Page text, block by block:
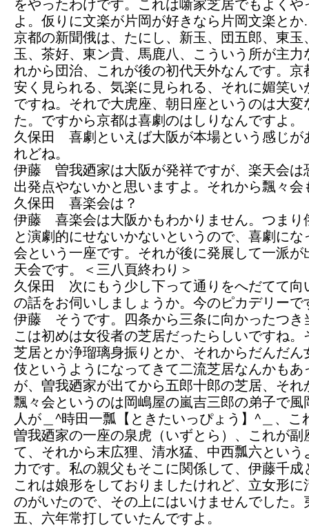
をやったわけです。これは噺家芝居でもよくや
よ。仮りに文楽が片岡が好きなら片岡文楽と
京都の新聞俄は、たにし、新玉、団五郎、東玉
玉、茶好、東ン貴、馬鹿八、こういう所が主力
れから団治、これが後の初代天外なんです。京
安く見られる、気楽に見られる、それに媚笑い
ですね。それで大虎座、朝日座というのは大変
た。ですから京都は喜劇のはしりなんですよ。
久保田 喜劇といえば大阪が本場という感じが
れどね。
伊藤 曽我廼家は大阪が発祥ですが、楽天会は
出発点やないかと思いますよ。それから飄々会
久保田 喜楽会は？
伊藤 喜楽会は大阪かもわかりません。つまり
と演劇的にせないかないというので、喜劇に
会という一座です。それが後に発展して一派が
天会です。＜三八頁終わり＞
久保田 次にもう少し下って通りをへだてて向
の話をお伺いしましょうか。今のピカデリーで
伊藤 そうです。四条から三条に向かったつき
こは初めは女役者の芝居だったらしいですね。
芝居とか浄瑠璃身振りとか、それからだんだん
伎というようになってきて二流芝居なんかもあ
が、曽我廼家が出てから五郎十郎の芝居、それ
飄々会というのは岡嶋屋の嵐吉三郎の弟子で風
人が＿^時田一瓢【ときたいっぴょう】^＿、こ
曽我廼家の一座の泉虎（いずとら）、これが副
て、それから末広狸、清水猛、中西瓢六という
力です。私の親父もそこに関係して、伊藤千成
これは娘形をしておりましたけれど、立女形に
のがいたので、その上にはいけませんでした。
五、六年常打していたんですよ。